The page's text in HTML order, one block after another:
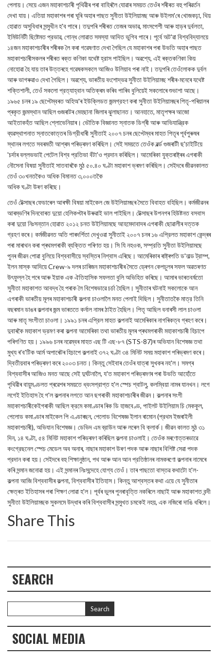
পেলায়। সেয়ে এজন মহাকাশচাৰী পৃথিৱীৰ পৰা বাহিৰলৈ যোৱাৰ সময়ত তেওঁৰ শৰীৰত বহু পৰিৱৰ্তন
দেখা যায়। এতিয়া মহাকাশৰ পৰা ঘূৰি অহাৰ পাছত সুনীতা উইলিয়ামছ আৰু উইলম'ৰে খোজকঢ়া, থিয়
হোৱাত অসুবিধাৰ সন্মুখীন হ'ব পাৰে। তদুপৰি শৰীৰত তেজৰ অভাৱ, মাংসপেশী আৰু হাড়ৰ দুৰ্বলতা,
ইমিউনিটী ছিষ্টেমত প্রভাৱ, গোন্ধ লোৱাত সমস্যা আদিত ভুগিব পাৰে। পূর্বে অট'ৱা বিশ্ববিদ্যালয়ে
১৪জন মহাকাশচাৰীৰ শৰীৰক লৈ কৰা গৱেষণাত দেখা গৈছিল যে মহাকাশৰ পৰা উভতি অহাৰ পাছত
মহাকাশচাৰীসকলৰ শৰীৰত ৰক্ত কণিকা যথেষ্ট হ্রাস পাইছিল। অৱশ্যে, এই ৰক্তকণিকা কিয়
নোহোৱা হৈ যায় তাৰ উত্তৰহে গৱেষকসকলে আজিও উলিয়াব পৰা নাই। তদুপৰি তেওঁলোকক দুর্বল
আৰু ভাগৰুৱাও দেখা গৈছিল। অৱশ্যে, ভাৰতীয় বংশোদ্ভৱ সুনীতা উইলিয়ামছ শৰীৰ-মনেৰে যথেষ্ট
শক্তিশালী, তেওঁ সকলো প্রত্যাহ্বান অতিক্ৰম কৰিব পাৰিব বুলিয়েই সকলোৰে শুভাশা আছে।
১৯৬৫ চনৰ ১৯ ছেপ্টেম্বৰত অহিঅ'ৰ ইউক্লিডত জন্মগ্রহণ কৰা সুনীতা উইলিয়ামছৰ পিতৃ-পৰিয়ালৰ
প্ৰকৃত জন্মস্থান আছিল গুজৰাটৰ মেহছানা জিলাৰ ঝুলাছানত। আনহাতে, মাতৃপক্ষৰ আজো
আইতাকহঁত আছিল শ্লোভেনিয়াৰ। ভৌতিক বিজ্ঞানত স্নাতক ডিগ্ৰী আৰু আভিযান্ত্রিক
ব্যৱস্থাপনাত স্নাতকোত্তৰ ডিগ্রীধাৰী সুনীতাই ২০০৭ চনৰ ছেপ্টেম্বৰ মাহত পিতৃৰ পূৰ্বপুৰুষৰ
স্থানৰ লগতে সবৰমতী আশ্ৰম পৰিভ্ৰমণ কৰিছিল। সেই সময়তে তেওঁক ৱৰ্ল্ড গুজৰাটী ছ'চাইটিয়ে
'চৰ্দাৰ বল্লভভাই পেটেল বিশ্ব প্রতিভা বঁটা'ও প্রদান কৰিছিল। আমেৰিকা যুক্তৰাষ্ট্ৰৰ এগৰাকী
নৌসেনা বিষয়া সুনীতাই সাতবাৰকৈ মুঠ ৫০.৪০ ঘণ্টা মহাকাশ ভ্ৰমণ কৰিছিল। সেইদৰে জীৱনকালত
তেওঁ ৩০খনতকৈও অধিক বিমানত ৩,০০০তকৈ
অধিক ঘণ্টা উৰণ কৰিছে।
তেওঁ টেক্সাছৰ ফেডাৰেল আৰক্ষী বিষয়া মাইকেল জে উইলিয়ামছৰ সৈতে বিবাহত বহিছিল। কর্মজীৱনৰ
আৰম্ভণিৰ দিনবোৰত দুয়ো হেলিকপ্টাৰ উৰুৱাই ভাল পাইছিল। টেক্সাছৰ উপনগৰ হিউষ্টনত বসবাস
কৰা দুয়ো নিঃসন্তান হোৱাত ২০১২ চনত উইলিয়ামছে আহমেদাবাদৰ এগৰাকী ছোৱালীৰ দত্তক
গ্রহণ কৰে। কর্মজীৱনত অতি পাৰদৰ্শিতা দেখুওৱা সুনীতাই ২০০৭ চনৰ ১৬ এপ্রিলত মহাকাশ কেন্দ্ৰৰ
পৰা মাৰাথন কৰা প্ৰথমগৰাকী ব্যক্তিত পৰিণত হয়। সি যি নহওক, সম্প্রতি সুনীতা উইলিয়ামছে
পুনৰ জীৱন পোৱা বুলিয়ে বিশ্ববাসীয়ে স্বস্তিৰ নিশ্বাস এৰিছে। আমেৰিকাৰ ৰাষ্ট্ৰপতি ড'নাল্ড ট্রাম্প,
ইলন মাস্ক আদিয়ে Crew-৯ দলৰ চাৰিজন মহাকাশচাৰীৰ সৈতে ড্ৰেগন কেপচুলৰ সফল অৱতৰণত
উৎফুল্ল হৈ পৰে আৰু ইয়াক এক ঐতিহাসিক সফলতা বুলি অভিহিত কৰিছে। আমাৰ ভাৰতবৰ্ষতো
সুনীতা মহাকাশত আবদ্ধ হৈ পৰাক লৈ বিশেষভাৱে চর্চা হৈছিল। সুনীতাৰ ঘটনাই সকলোকে আন
এগৰাকী ভাৰতীয় মূলৰ মহাকাশচাৰী কল্পনা চাওলালৈ মনত পেলাই দিছিল। সুনীতাতকৈ মাত্র তিনি
বছৰমান ডাঙৰ কল্পনাৰ জন্ম ভাৰততে কর্নাল নামৰ ঠাইত হৈছিল। পিতৃ আছিল বনাৰসী লাল চাওলা
আৰু মাতৃ সংগীতা চাওলা। ১৯৯১ চনৰ এপ্রিল মাহত কল্পনাই আমেৰিকাৰ নাগৰিকত্ব গ্ৰহণ কৰে।
দুবাৰকৈ মহাকাশ ভ্রমণ কৰা কল্পনা আমেৰিকা তথা ভাৰতীয় মূলৰ প্ৰথমগৰাকী মহাকাশচাৰী হিচাপে
পৰিগণিত হয়। ১৯৯৬ চনৰ নৱেম্বৰ মাহত এছ টি এছ-৮৭ (STS-87)ৰ অভিযান বিশেষজ্ঞ তথা
মুখ্য ৰ'ব'টিক আৰ্ম অপাৰেটৰ হিচাপে কল্পনাই ৩৭২ ঘণ্টা ৩৪ মিনিট সময় মহাকাশ পৰিভ্ৰমণ কৰে।
দ্বিতীয়বাৰ পৰিভ্ৰমণ কৰে ২০০৩ চনত। কিন্তু সেইবাৰ তেওঁৰ যাত্ৰা সুখকৰ নহ'ল। সমগ্ৰ
বিশ্ববাসীৰ আজিও মনত আছে সেই দুর্ঘটনালৈ, য'ত মহাকাশ পৰিভ্ৰমণৰ পৰা উভতি আহোঁতে
পৃথিৱীৰ বায়ুমণ্ডলত প্ৰৱেশৰ সময়তে ধ্বংসপ্রাপ্ত হ'ল স্পেচ শ্বাটলু, কলম্বিয়া নামৰ যানখন। লগে
লগেই ইতিহাস হৈ গ'ল কল্পনাৰ লগতে আন ছগৰাকী মহাকাশচাৰীৰ জীৱন। কল্পনাৰ সংগী
মহাকাশচাৰীকেইগৰাকী আছিল ক্রমে কমাণ্ডাৰ ৰিক ডি হাজবেণ্ড, পাইলট উইলিয়াম চি মেককুল,
পেলোড কমাণ্ডাৰ মাইকেল পি এণ্ডাৰছন, পেলোড বিশেষজ্ঞ ইলান ৰামোন (প্রথম ইজৰাইলী
মহাকাশচাৰী), অভিযান বিশেষজ্ঞ। ডেভিদ এম ব্রাউন আৰু লৰেল বি ক্লার্ক। জীৱন কালত মুঠ ৩১
দিন, ১৪ ঘণ্টা, ৫৪ মিনিট মহাকাশ পৰিভ্ৰমণ কৰিছিল কল্পনা চাওলাই। তেওঁক মৰণোত্তৰভাৱে
কংগ্রেছনেল স্পেচ মেডেল অব অনাৰ, নাছাৰ মহাকাশ উৰণ পদক আৰু নাছাৰ বিশিষ্ট সেৱা পদক
প্রদান কৰা হয়। সেইদৰে বহু শিক্ষানুষ্ঠান, পথ আৰু আন আন প্রতিষ্ঠানৰ নামকৰণো কল্পনাৰ নামেৰে
কৰি সন্মান জনোৱা হয়। এই সন্মানৰ নিঃসন্দেহে যোগ্য তেওঁ। তাৰ পাছতো বাস্তৱ কথাটো হ'ল-
কল্পনা আজি বিশ্ববাসীৰ কল্পনা, বিশ্ববাসীৰ ইতিহাস। কিন্তু আশ্বস্তৰ কথা এয়ে যে সুনীতাৰ
ক্ষেত্ৰত ইতিহাসৰ পৰা শিক্ষণ লোৱা হ'ল। পূৰ্বৰ ভুলৰ পুনৰাবৃত্তি নকৰিলে নাছাই আৰু মহাকাশত বন্দী
সুনীতা উইলিয়ামছক সুকলমে উদ্ধাৰ কৰি বিশ্ববাসীৰ সন্মুখত চমকেই নহয়, এক নজিৰো দাঙি ধৰিলে।
Share This
SEARCH
SOCIAL MEDIA